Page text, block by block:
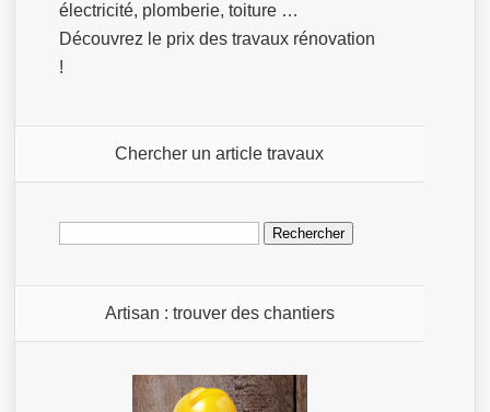
électricité, plomberie, toiture …
Découvrez le prix des travaux rénovation
!
Chercher un article travaux
Rechercher :
Artisan : trouver des chantiers